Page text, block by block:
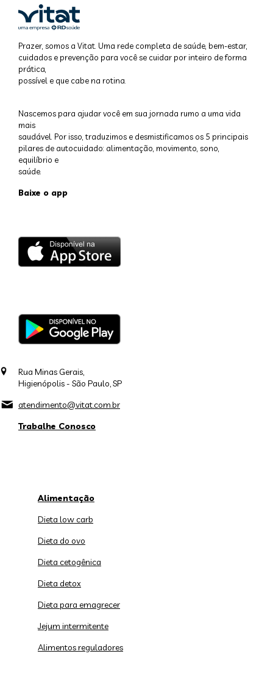
Prazer, somos a Vitat. Uma rede completa de saúde, bem-estar,
cuidados e prevenção para você se cuidar por inteiro de forma
prática,
possível e que cabe na rotina.
Nascemos para ajudar você em sua jornada rumo a uma vida
mais
saudável. Por isso, traduzimos e desmistificamos os 5 principais
pilares de autocuidado: alimentação, movimento, sono,
equilíbrio e
saúde.
Baixe o app
Rua Minas Gerais,
Higienópolis - São Paulo, SP
atendimento@vitat.com.br
Trabalhe Conosco
Alimentação
Dieta low carb
Dieta do ovo
Dieta cetogênica
Dieta detox
Dieta para emagrecer
Jejum intermitente
Alimentos reguladores